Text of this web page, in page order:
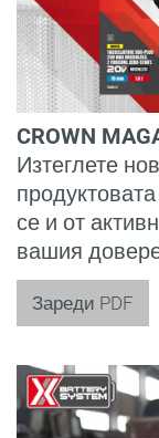
CROWN
Изтеглете
се и от
вашия
Зареди PDF